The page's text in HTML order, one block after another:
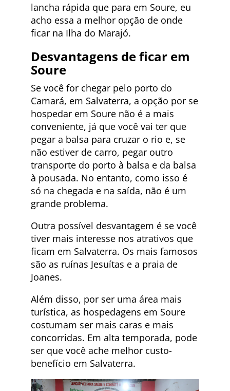
lancha rápida que para em Soure, eu
acho essa a melhor opção de onde
ficar na Ilha do Marajó.
Desvantagens de ficar em
Soure
Se você for chegar pelo porto do
Camará, em Salvaterra, a opção por se
hospedar em Soure não é a mais
conveniente, já que você vai ter que
pegar a balsa para cruzar o rio e, se
não estiver de carro, pegar outro
transporte do porto à balsa e da balsa
à pousada. No entanto, como isso é
só na chegada e na saída, não é um
grande problema.
Outra possível desvantagem é se você
tiver mais interesse nos atrativos que
ficam em Salvaterra. Os mais famosos
são as ruínas Jesuítas e a praia de
Joanes.
Além disso, por ser uma área mais
turística, as hospedagens em Soure
costumam ser mais caras e mais
concorridas. Em alta temporada, pode
ser que você ache melhor custo-
benefício em Salvaterra.